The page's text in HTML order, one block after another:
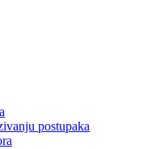
postupaka